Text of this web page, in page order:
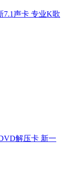
7.1声卡 专业K歌
解压卡 新一